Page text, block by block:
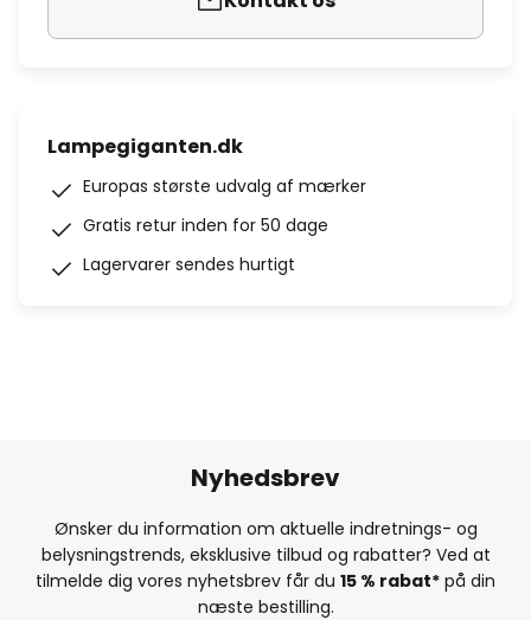
Lampegiganten.dk
Europas største udvalg af mærker
Gratis retur inden for 50 dage
Lagervarer sendes hurtigt
Nyhedsbrev
Ønsker du information om aktuelle indretnings- og
belysningstrends, eksklusive tilbud og rabatter? Ved at
tilmelde dig vores nyhetsbrev får du 15 % rabat* på din
næste bestilling.